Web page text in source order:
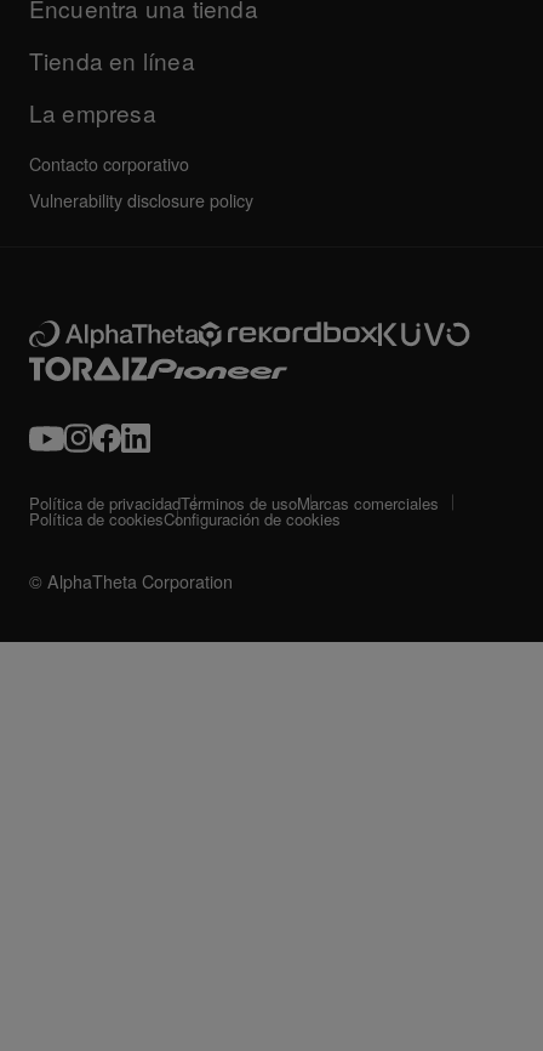
Preguntas frecuentes
Servicio, reparación, garantía
Otros
Todas las noticias
Encuentra una tienda
Tienda en línea
La empresa
Contacto corporativo
Vulnerability disclosure policy
© AlphaTheta Corporation
Política de privacidadTérminos de usoMarcas comerciales
Política de cookiesConfiguración de cookies